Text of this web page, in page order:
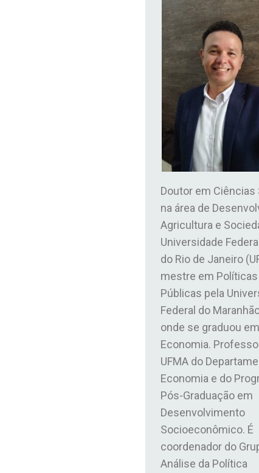
Doutor em Ciências
na área de
Agricultura e
Universidade
do Rio de Janeiro
mestre em Políticas
Públicas pela
Federal do
onde se graduou em
Economia.
UFMA do
Economia e do
Pós-Graduação em
Desenvolvimento
Socioeconômico. É
coordenador do
Análise da Política